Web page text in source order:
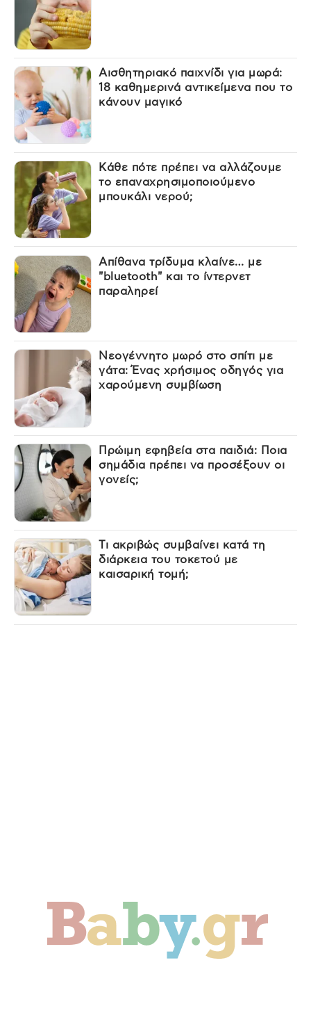
Αισθητηριακό παιχνίδι για μωρά:
18 καθημερινά αντικείμενα που το
κάνουν μαγικό
Κάθε πότε πρέπει να αλλάζουμε
το επαναχρησιμοποιούμενο
μπουκάλι νερού;
Απίθανα τρίδυμα κλαίνε… με
"bluetooth" και το ίντερνετ
παραληρεί
Νεογέννητο μωρό στο σπίτι με
γάτα: Ένας χρήσιμος οδηγός για
χαρούμενη συμβίωση
Πρώιμη εφηβεία στα παιδιά: Ποια
σημάδια πρέπει να προσέξουν οι
γονείς;
Τι ακριβώς συμβαίνει κατά τη
διάρκεια του τοκετού με
καισαρική τομή;